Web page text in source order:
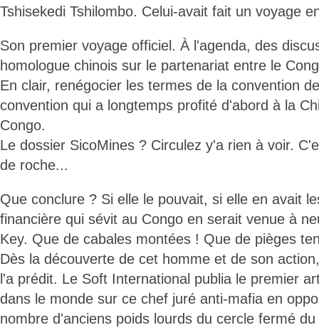
Tshisekedi Tshilombo. Celui-avait fait un voyage
Son premier voyage officiel. À l'agenda, des
homologue chinois sur le partenariat entre le
En clair, renégocier les termes de la convention
convention qui a longtemps profité d'abord à la
Congo.
Le dossier SicoMines ? Circulez y'a rien à voir.
de roche...
Que conclure ? Si elle le pouvait, si elle en avait
financière qui sévit au Congo en serait venue à
Key. Que de cabales montées ! Que de pièges
Dès la découverte de cet homme et de son
l'a prédit. Le Soft International publia le premier
dans le monde sur ce chef juré anti-mafia en
nombre d'anciens poids lourds du cercle fermé